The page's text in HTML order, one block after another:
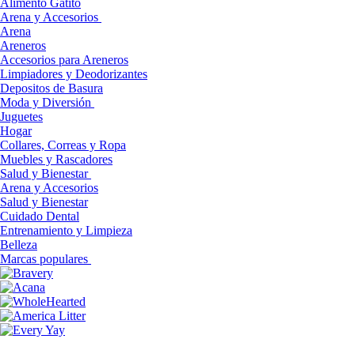
Alimento Gatito
Arena y Accesorios
Arena
Areneros
Accesorios para Areneros
Limpiadores y Deodorizantes
Depositos de Basura
Moda y Diversión
Juguetes
Hogar
Collares, Correas y Ropa
Muebles y Rascadores
Salud y Bienestar
Arena y Accesorios
Salud y Bienestar
Cuidado Dental
Entrenamiento y Limpieza
Belleza
Marcas populares